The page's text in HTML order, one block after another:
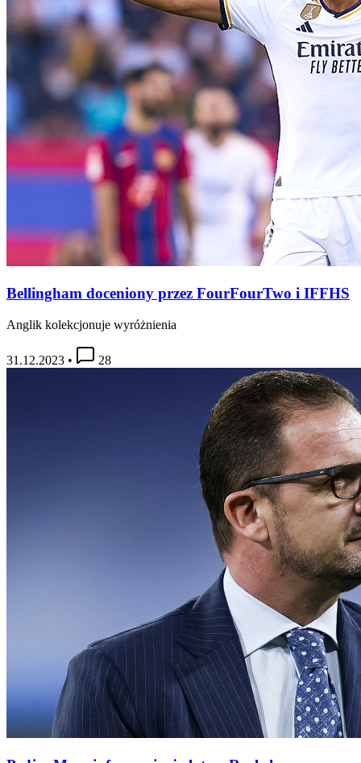
Bellingham doceniony przez FourFourTwo i IFFHS
Anglik kolekcjonuje wyróżnienia
31.12.2023 • 28